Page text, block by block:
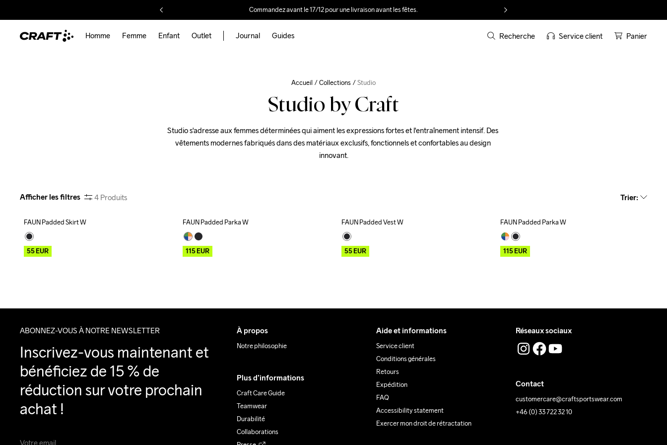
Commandez avant le 17/12 pour une livraison avant les fêtes.
Homme Femme Enfant Outlet Journal Guides Recherche Service client Panier
Accueil Collections Studio
Studio by Craft
Studio s'adresse aux femmes déterminées qui aiment les expressions fortes et l'entraînement intensif. Des
vêtements modernes fabriqués dans des matériaux exclusifs, fonctionnels et confortables au design
innovant.
Afficher les filtres 4 Produits Trier:
Outlet
FAUN Padded Skirt W
55EUR
Outlet
FAUN Padded Parka W
115EUR
Outlet
FAUN Padded Vest W
55EUR
Outlet
FAUN Padded Parka W
115EUR
ABONNEZ-VOUS À NOTRE NEWSLETTER
Inscrivez-vous maintenant et
bénéficiez de 15 % de
réduction sur votre prochain
achat !
À propos
Notre philosophie
Plus d’informations
Craft Care Guide
Teamwear
Durabilité
Collaborations
Aide et informations
Service client
Conditions générales
Retours
Expédition
FAQ
Accessibility statement
Exercer mon droit de rétractation
Réseaux sociaux
Contact
customercare@craftsportswear.com
+46 (0) 33 722 32 10